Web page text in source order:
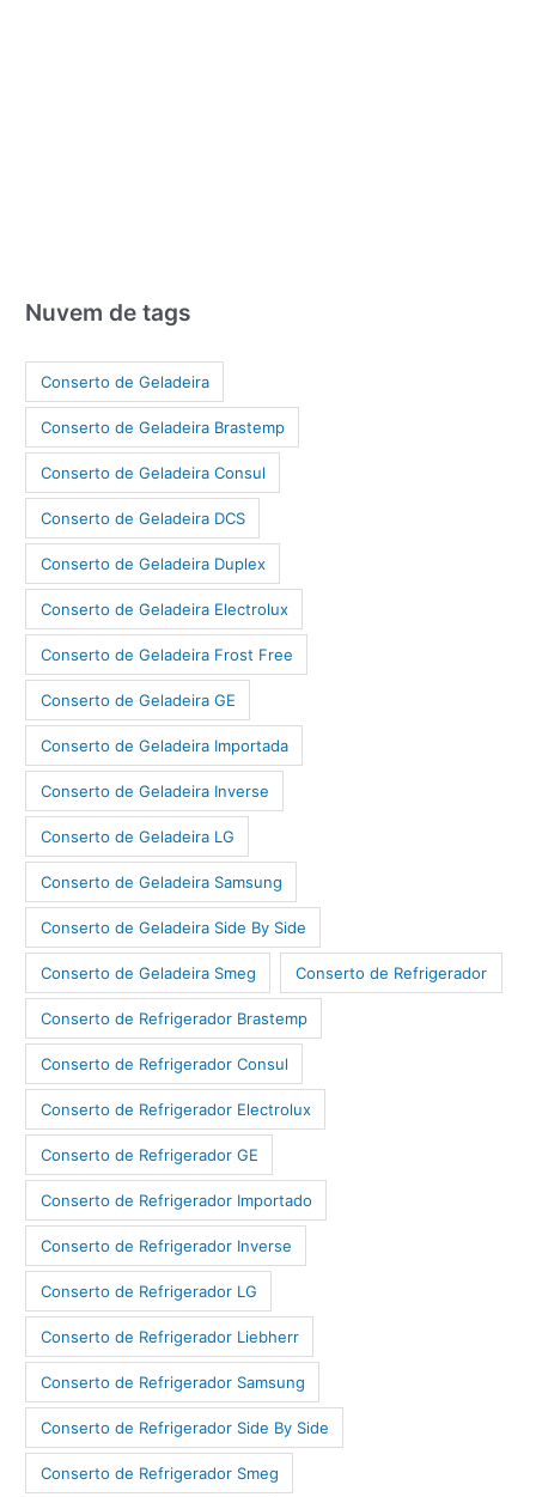
Nuvem de tags
Conserto de Geladeira
Conserto de Geladeira Brastemp
Conserto de Geladeira Consul
Conserto de Geladeira DCS
Conserto de Geladeira Duplex
Conserto de Geladeira Electrolux
Conserto de Geladeira Frost Free
Conserto de Geladeira GE
Conserto de Geladeira Importada
Conserto de Geladeira Inverse
Conserto de Geladeira LG
Conserto de Geladeira Samsung
Conserto de Geladeira Side By Side
Conserto de Geladeira Smeg Conserto de Refrigerador
Conserto de Refrigerador Brastemp
Conserto de Refrigerador Consul
Conserto de Refrigerador Electrolux
Conserto de Refrigerador GE
Conserto de Refrigerador Importado
Conserto de Refrigerador Inverse
Conserto de Refrigerador LG
Conserto de Refrigerador Liebherr
Conserto de Refrigerador Samsung
Conserto de Refrigerador Side By Side
Conserto de Refrigerador Smeg